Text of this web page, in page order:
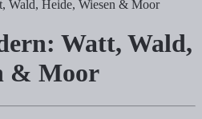
Wald, Heide, Wiesen & Moor
Watt, Wald, Heide,
Watt, Wald,
& Moor